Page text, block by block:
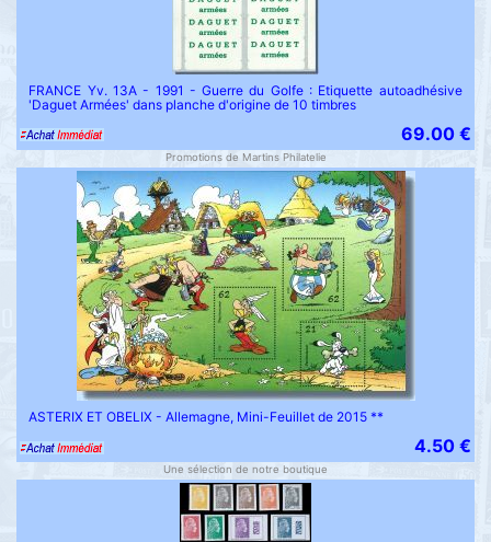
FRANCE Yv. 13A - 1991 - Guerre du Golfe : Etiquette autoadhésive
'Daguet Armées' dans planche d'origine de 10 timbres
69.00 €
Promotions de Martins Philatelie
ASTERIX ET OBELIX - Allemagne, Mini-Feuillet de 2015 **
4.50 €
Une sélection de notre boutique